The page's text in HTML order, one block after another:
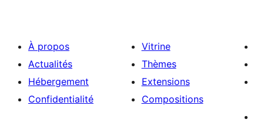
À propos
Actualités
Hébergement
Confidentialité
Vitrine
Thèmes
Extensions
Compositions